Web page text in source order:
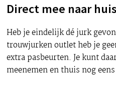
Direct mee naar huis
Heb je eindelijk dé jurk
trouwjurken outlet heb je
extra pasbeurten. Je kunt
meenemen en thuis nog